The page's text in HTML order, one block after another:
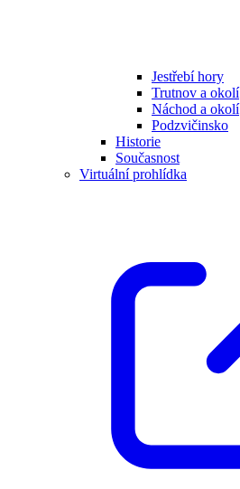
Jestřebí hory
Trutnov a okolí
Náchod a okolí
Podzvičinsko
Historie
Současnost
Virtuální prohlídka